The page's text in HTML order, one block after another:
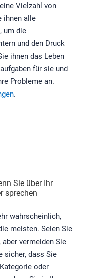
Vielzahl von
ihnen alle
um die
und den Druck
ihnen das Leben
für sie und
Probleme an.
.
Sie über Ihr
sprechen
wahrscheinlich,
meisten. Seien Sie
vermeiden Sie
sicher, dass Sie
oder